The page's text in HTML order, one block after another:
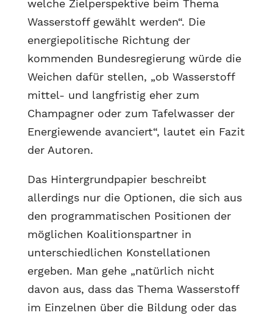
welche Zielperspektive beim Thema
Wasserstoff gewählt werden“. Die
energiepolitische Richtung der
kommenden Bundesregierung würde die
Weichen dafür stellen, „ob Wasserstoff
mittel- und langfristig eher zum
Champagner oder zum Tafelwasser der
Energiewende avanciert“, lautet ein Fazit
der Autoren.
Das Hintergrundpapier beschreibt
allerdings nur die Optionen, die sich aus
den programmatischen Positionen der
möglichen Koalitionspartner in
unterschiedlichen Konstellationen
ergeben. Man gehe „natürlich nicht
davon aus, dass das Thema Wasserstoff
im Einzelnen über die Bildung oder das